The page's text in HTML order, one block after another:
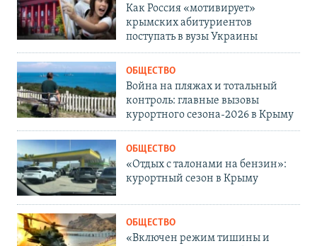
Как Россия «мотивирует»
крымских абитуриентов
поступать в вузы Украины
ОБЩЕСТВО
Война на пляжах и тотальный
контроль: главные вызовы
курортного сезона-2026 в Крыму
ОБЩЕСТВО
«Отдых с талонами на бензин»:
курортный сезон в Крыму
ОБЩЕСТВО
«Включен режим тишины и